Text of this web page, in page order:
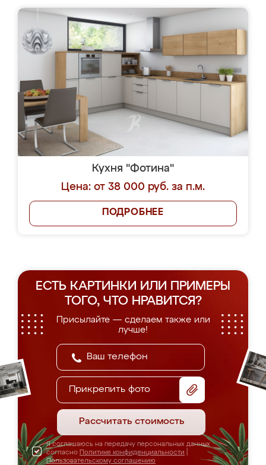
Кухня "Фотина"
Цена: от 38 000 руб. за п.м.
ПОДРОБНЕЕ
ЕСТЬ КАРТИНКИ ИЛИ ПРИМЕРЫ
ТОГО, ЧТО НРАВИТСЯ?
Присылайте — сделаем также или
лучше!
Прикрепить фото
Рассчитать стоимость
Я соглашаюсь на передачу персональных данных
согласно Политике конфиденциальности
Пользовательскому соглашению